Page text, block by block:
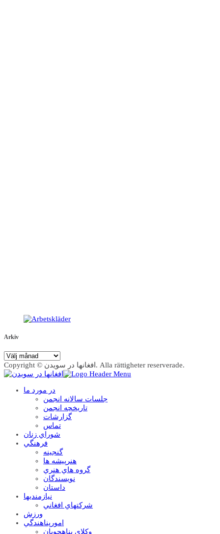
Arkiv
Arkiv
Copyright © افغانها در سویدن. Alla rättigheter reserverade.
در مورد ما
جلسات سالانه انجمن
تاریخچه انجمن
گزارشات
تماس
شوراي زنان
فرهنگي
گنجينه
هنرپيشه ها
گروه هاي هنري
نويسندگان
داستان
نيازمنديها
شرکتهاي افغاني
ورزش
امورپناهندگي
وکلاي پناهجويان